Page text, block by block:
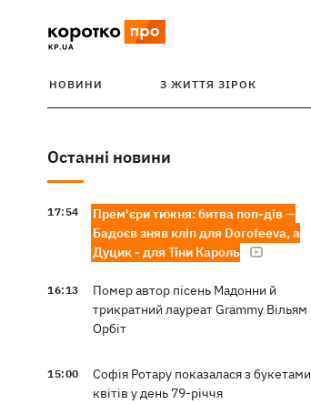
НОВИНИ З ЖИТТЯ ЗІРОК
Останні новини
17:54
Прем'єри тижня: битва поп-дів —
Бадоєв зняв кліп для Dorofeeva, а
Дуцик - для Тіни Кароль
16:13
Помер автор пісень Мадонни й
трикратний лауреат Grammy Вільям
Орбіт
15:00
Софія Ротару показалася з букетами
квітів у день 79-річчя